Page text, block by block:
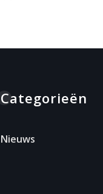
Categorieën
Nieuws